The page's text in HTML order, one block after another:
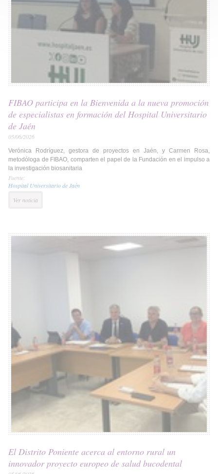
FIBAO participa en la Bienvenida a la nueva promoción
de especialistas en formación del Hospital Universitario
de Jaén
05/06/2026
Verónica Rodríguez, gestora de proyectos en Jaén, y Carmen Rosa,
metodóloga de FIBAO, comparten el papel de la Fundación en el impulso a
la investigación biosanitaria
Fuente:
Hospital Universitario de Jaén
Ver noticia
El Distrito Poniente acerca al entorno rural un
innovador proyecto europeo de salud bucodental